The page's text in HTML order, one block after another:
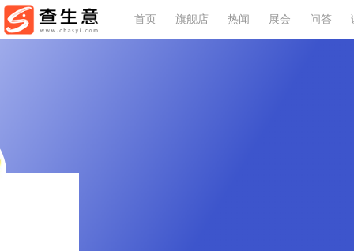
首页 旗舰店 热闻 展会 问答